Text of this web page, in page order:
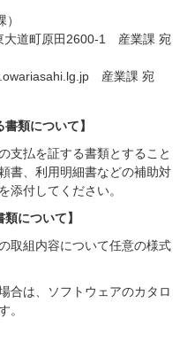
大道町原田2600-1 産業課 宛
産業課 宛
類について】
支払を証する書類とすること
書、利用明細書などの補助対
添付してください。
について】
取組内容について任意の様式
合は、ソフトウェアのカタロ
。